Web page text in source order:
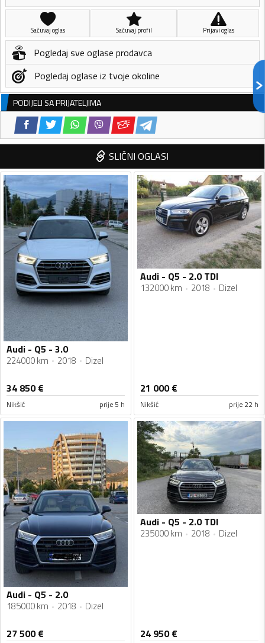
Sačuvaj oglas Sačuvaj profil Prijavi oglas
Pogledaj sve oglase prodavca
Pogledaj oglase iz tvoje okoline
PODIJELI SA PRIJATELJIMA
SLIČNI OGLASI
Audi - Q5 - 3.0
224000 km 2018 Dizel
34 850€
Nikšić prije 5 h
Audi - Q5 - 2.0 TDI
132000 km 2018 Dizel
21 000€
Nikšić prije 22 h
Audi - Q5 - 2.0
185000 km 2018 Dizel
27 500€
Audi - Q5 - 2.0 TDI
235000 km 2018 Dizel
24 950€